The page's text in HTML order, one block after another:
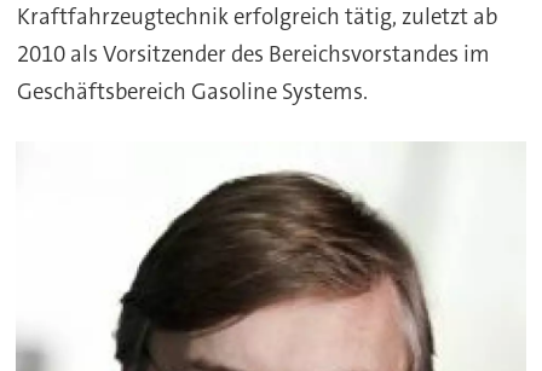
Kraftfahrzeugtechnik erfolgreich tätig, zuletzt ab
2010 als Vorsitzender des Bereichsvorstandes im
Geschäftsbereich Gasoline Systems.